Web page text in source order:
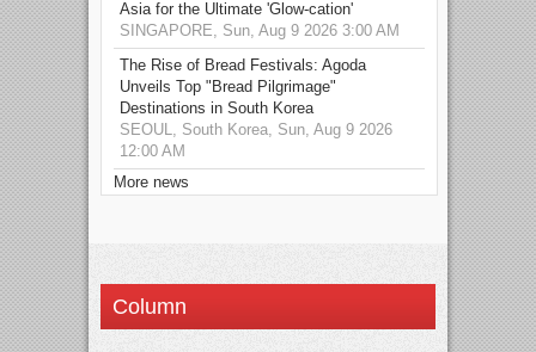
Asia for the Ultimate 'Glow-cation'
SINGAPORE, Sun, Aug 9 2026 3:00 AM
The Rise of Bread Festivals: Agoda
Unveils Top "Bread Pilgrimage"
Destinations in South Korea
SEOUL, South Korea, Sun, Aug 9 2026
12:00 AM
More news
Column